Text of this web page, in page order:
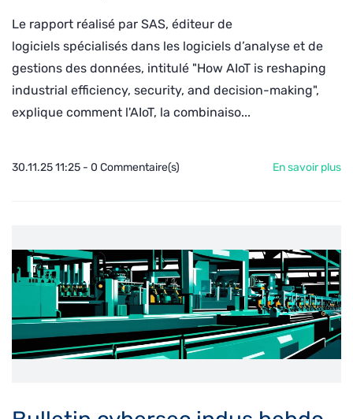
Le rapport réalisé par SAS, éditeur de
logiciels spécialisés dans les logiciels d’analyse et de
gestions des données, intitulé "How AIoT is reshaping
industrial efficiency, security, and decision-making",
explique comment l'AIoT, la combinaiso...
30.11.25 11:25 - 0 Commentaire(s) En savoir plus